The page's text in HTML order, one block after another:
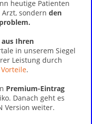
heutige Patienten
sondern den
Ihren
in unserem Siegel
Leistung durch
.
Premium-Eintrag
Danach geht es
Version weiter.